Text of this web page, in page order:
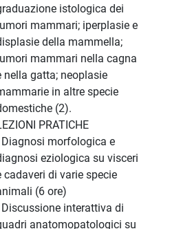
istologica dei
mammari; iperplasie e
della mammella;
mammari nella cagna
nella gatta; neoplasie
in altre specie
(2).
PRATICHE
Diagnosi morfologica e
eziologica su visceri
cadaveri di varie specie
(6 ore)
Discussione interattiva di
anatomopatologici su